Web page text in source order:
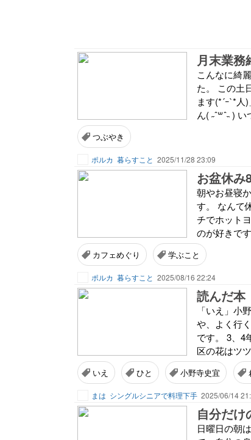
月末業務
こんなに綺
た。 この土
ます(*´ｰ`*
ん( ˶ˆ꒳ˆ˵ )
つぶやき
ポルカ 暮らすこと 2025/11/28 23:09
お盆休み
朝やお昼寝
す。 なんて
チでホット
のが好きで
カフェめぐり 学ぶこと
ポルカ 暮らすこと 2025/08/16 22:24
読んだ本
「いえ」小
や、よく行
です。 3、4
区の花はツ
いえ ひと 小野寺史宜
まは シングルシニアで料理下手 2025/06/14
自分だけ
日曜日の朝